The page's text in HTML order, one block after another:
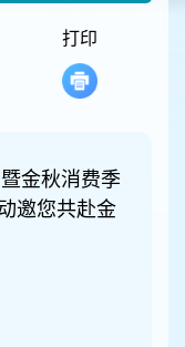
打印
金秋消费季
邀您共赴金